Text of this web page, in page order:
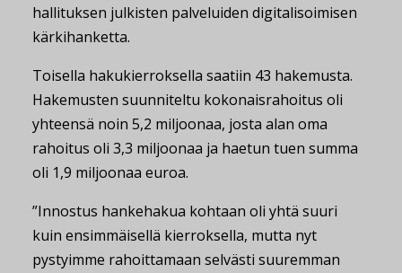
hallituksen julkisten palveluiden digitalisoimisen
kärkihanketta.
Toisella hakukierroksella saatiin 43 hakemusta.
Hakemusten suunniteltu kokonaisrahoitus oli
yhteensä noin 5,2 miljoonaa, josta alan oma
rahoitus oli 3,3 miljoonaa ja haetun tuen summa
oli 1,9 miljoonaa euroa.
”Innostus hankehakua kohtaan oli yhtä suuri
kuin ensimmäisellä kierroksella, mutta nyt
pystyimme rahoittamaan selvästi suuremman